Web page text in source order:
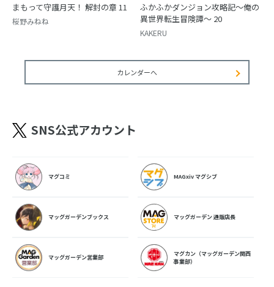
まもって守護月天！ 解封の章 11
桜野みねね
ふかふかダンジョン攻略記～俺の
異世界転生冒険譚～ 20
KAKERU
カレンダーへ
SNS公式アカウント
マグコミ MAGxiv マグシブ
マッグガーデンブックス マッグガーデン 通販店長
マッグガーデン営業部
マグカン（マッグガーデン関西
事業部）